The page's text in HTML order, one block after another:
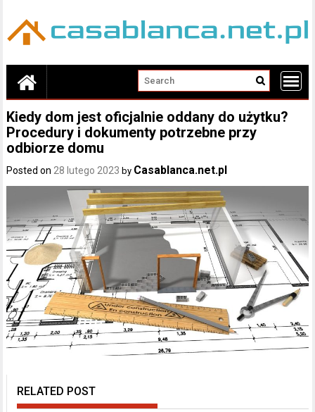
content
Kiedy dom jest oficjalnie oddany do użytku?
Procedury i dokumenty potrzebne przy
odbiorze domu
Posted on 28 lutego 2023 by Casablanca.net.pl
RELATED POST